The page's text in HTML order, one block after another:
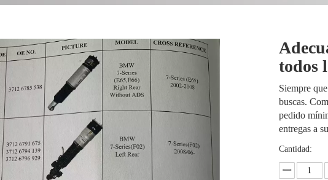
todos
Siempre
buscas.
pedido
entregas a
Cantidad: